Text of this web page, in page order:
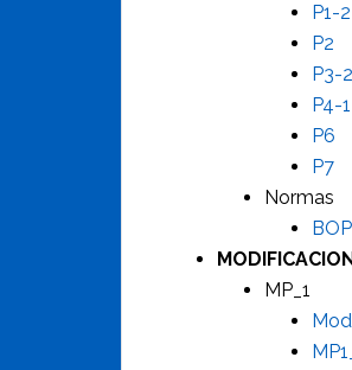
P1-2
P2
P3-2
P4-1
P6
P7
Normas
MP_1